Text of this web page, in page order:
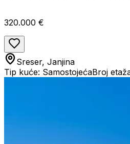
320.000 €
Sreser, Janjina
Tip kuće: SamostojećaBroj